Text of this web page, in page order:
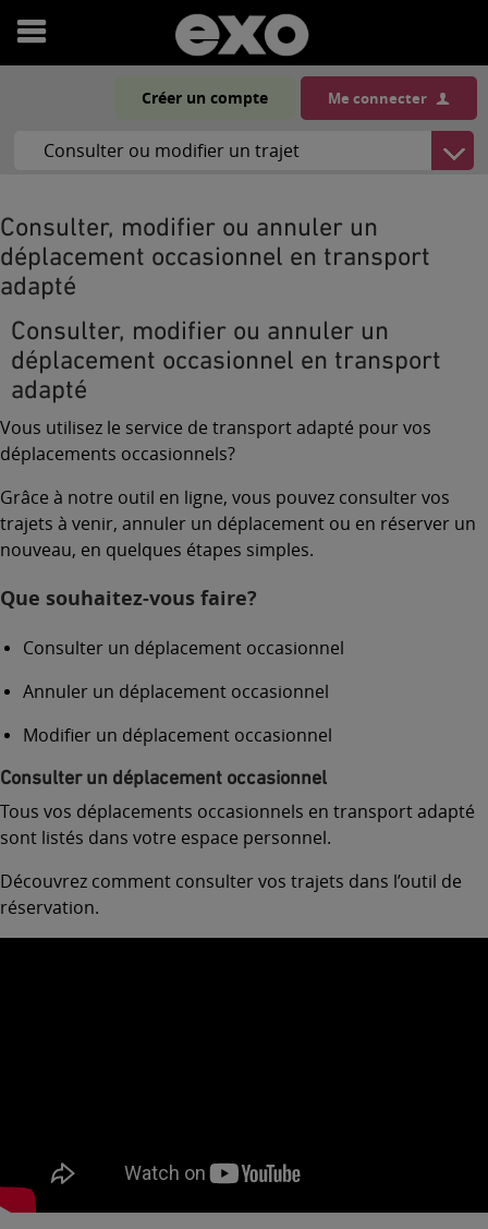
Ouvrir
menu
Créer un compte Me connecter
Consulter, modifier ou annuler un
déplacement occasionnel en transport
adapté
Consulter, modifier ou annuler un
déplacement occasionnel en transport
adapté
Vous utilisez le service de transport adapté pour vos
déplacements occasionnels?
Grâce à notre outil en ligne, vous pouvez consulter vos
trajets à venir, annuler un déplacement ou en réserver un
nouveau, en quelques étapes simples.
Que souhaitez-vous faire?
Consulter un déplacement occasionnel
Annuler un déplacement occasionnel
Modifier un déplacement occasionnel
Consulter un déplacement occasionnel
Tous vos déplacements occasionnels en transport adapté
sont listés dans votre espace personnel.
Découvrez comment consulter vos trajets dans l’outil de
réservation.